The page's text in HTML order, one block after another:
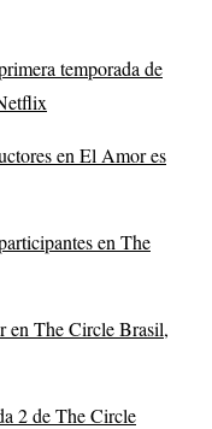
temporada de
en El Amor es
en The
en The Circle Brasil,
2 de The Circle